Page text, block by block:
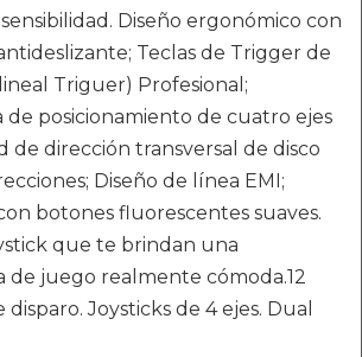
Diseño ergonómico con
Teclas de Trigger de
Triguer) Profesional;
de posicionamiento de cuatro ejes
de dirección transversal de disco
Diseño de línea EMI;
botones fluorescentes suaves.
que te brindan una
de juego realmente cómoda.12
disparo. Joysticks de 4 ejes. Dual